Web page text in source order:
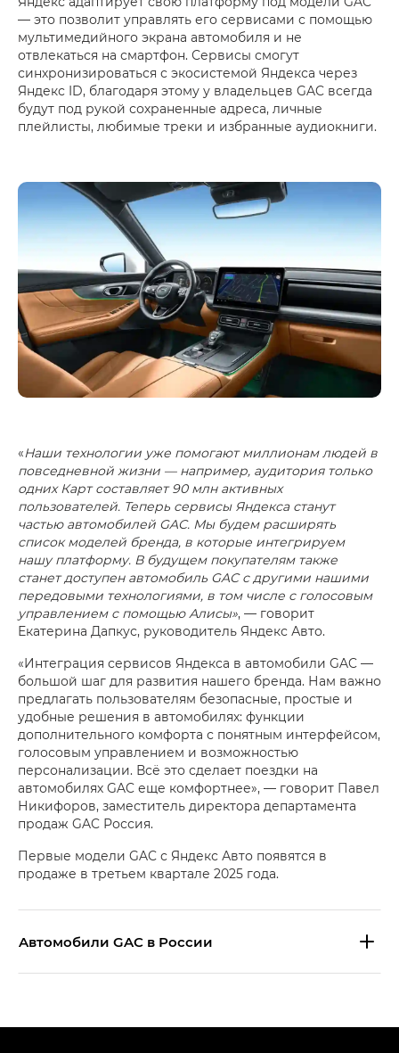
— это позволит управлять его сервисами с помощью
мультимедийного экрана автомобиля и не
отвлекаться на смартфон. Сервисы смогут
синхронизироваться с экосистемой Яндекса через
Яндекс ID, благодаря этому у владельцев GAC всегда
будут под рукой сохраненные адреса, личные
плейлисты, любимые треки и избранные аудиокниги.
«Наши технологии уже помогают миллионам людей в
повседневной жизни — например, аудитория только
одних Карт составляет 90 млн активных
пользователей. Теперь сервисы Яндекса станут
частью автомобилей GAC. Мы будем расширять
список моделей бренда, в которые интегрируем
нашу платформу. В будущем покупателям также
станет доступен автомобиль GAC с другими нашими
передовыми технологиями, в том числе с голосовым
управлением с помощью Алисы», — говорит
Екатерина Дапкус, руководитель Яндекс Авто.
«Интеграция сервисов Яндекса в автомобили GAC —
большой шаг для развития нашего бренда. Нам важно
предлагать пользователям безопасные, простые и
удобные решения в автомобилях: функции
дополнительного комфорта с понятным интерфейсом,
голосовым управлением и возможностью
персонализации. Всё это сделает поездки на
автомобилях GAC еще комфортнее», — говорит Павел
Никифоров, заместитель директора департамента
продаж GAC Россия.
Первые модели GAC с Яндекс Авто появятся в
продаже в третьем квартале 2025 года.
Aвтомобили GAC в России
Эс Икс ПРЕМИУМ — SX PREMIUM